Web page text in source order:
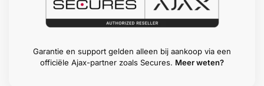
Garantie en support gelden alleen bij aankoop via een
officiële Ajax-partner zoals Secures. Meer weten?